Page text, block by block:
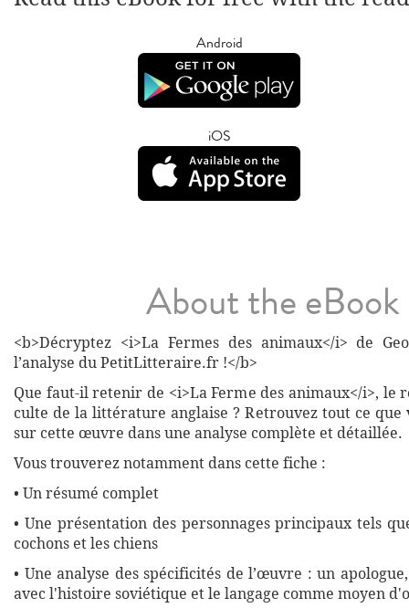
Android
iOS
About the eBook
<b>Décryptez <i>La Fermes des animaux</i> de
l’analyse du PetitLitteraire.fr !</b>
Que faut-il retenir de <i>La Ferme des animaux</i>, le
culte de la littérature anglaise ? Retrouvez tout ce que
sur cette œuvre dans une analyse complète et détaillée.
Vous trouverez notamment dans cette fiche :
• Un résumé complet
• Une présentation des personnages principaux tels
cochons et les chiens
• Une analyse des spécificités de l’œuvre : un
avec l'histoire soviétique et le langage comme moyen